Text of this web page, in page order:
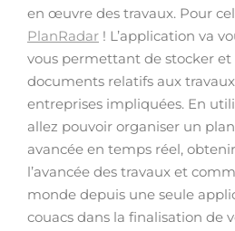
en œuvre des travaux. Pour
PlanRadar ! L’application va
vous permettant de stocker et
documents relatifs aux
entreprises impliquées. En
allez pouvoir organiser un
avancée en temps réel,
l’avancée des travaux et
monde depuis une seule
couacs dans la finalisation de